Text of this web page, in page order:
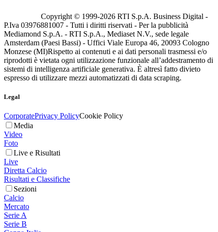
Copyright © 1999-2026 RTI S.p.A. Business Digital -
P.Iva 03976881007 - Tutti i diritti riservati - Per la pubblicità
Mediamond S.p.A. - RTI S.p.A., Mediaset N.V., sede legale
Amsterdam (Paesi Bassi) - Uffici Viale Europa 46, 20093 Cologno
Monzese (MI)Rispetto ai contenuti e ai dati personali trasmessi e/o
riprodotti è vietata ogni utilizzazione funzionale all’addestramento di
sistemi di intelligenza artificiale generativa. È altresì fatto divieto
espresso di utilizzare mezzi automatizzati di data scraping.
Legal
CorporatePrivacy PolicyCookie Policy
Media
Video
Foto
Live e Risultati
Live
Diretta Calcio
Risultati e Classifiche
Sezioni
Calcio
Mercato
Serie A
Serie B